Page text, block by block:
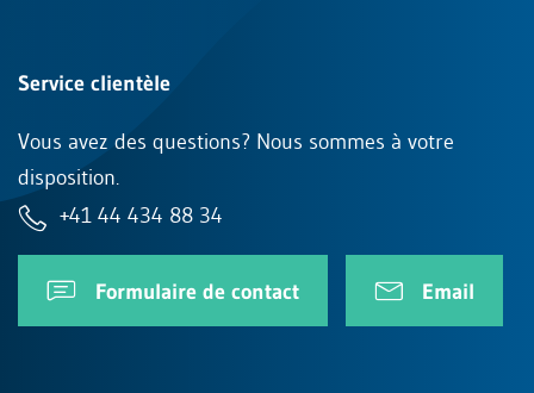
Service clientèle
Vous avez des questions? Nous sommes à votre
disposition.
+41 44 434 88 34
Formulaire de contact Email